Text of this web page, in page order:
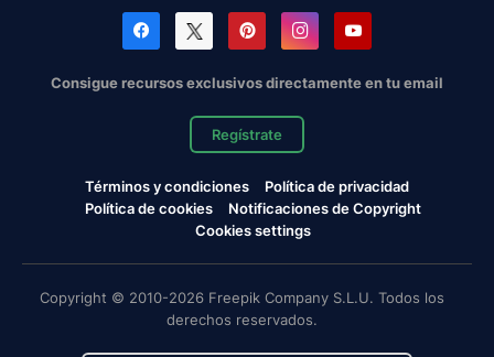
Consigue recursos exclusivos directamente en tu email
Regístrate
Términos y condiciones
Política de privacidad
Política de cookies
Notificaciones de Copyright
Cookies settings
Copyright © 2010-2026 Freepik Company S.L.U. Todos los
derechos reservados.